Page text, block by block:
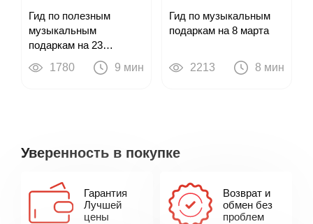
Гид по полезным
музыкальным
подаркам на 23
ФЕВРАЛЯ (2022)
1780 9 мин
Гид по музыкальным
подаркам на 8 марта
2213 8 мин
Уверенность в покупке
Гарантия
Лучшей
цены
Возврат и
обмен без
проблем